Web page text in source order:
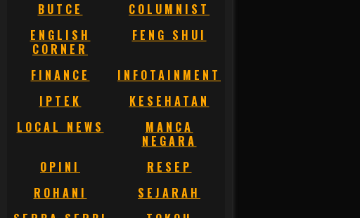
BUTCE
COLUMNIST
ENGLISH
CORNER
FENG SHUI
FINANCE
INFOTAINMENT
IPTEK
KESEHATAN
LOCAL NEWS
MANCA
NEGARA
OPINI
RESEP
ROHANI
SEJARAH